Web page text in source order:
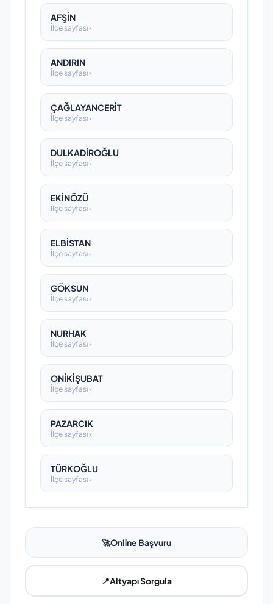
AFŞİN
İlçe sayfası ›
ANDIRIN
İlçe sayfası ›
ÇAĞLAYANCERİT
İlçe sayfası ›
DULKADİROĞLU
İlçe sayfası ›
EKİNÖZÜ
İlçe sayfası ›
ELBİSTAN
İlçe sayfası ›
GÖKSUN
İlçe sayfası ›
NURHAK
İlçe sayfası ›
ONİKİŞUBAT
İlçe sayfası ›
PAZARCIK
İlçe sayfası ›
TÜRKOĞLU
İlçe sayfası ›
🚀Online Başvuru
📍Altyapı Sorgula